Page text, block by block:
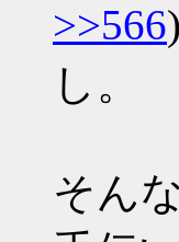
>>566
し。
そん